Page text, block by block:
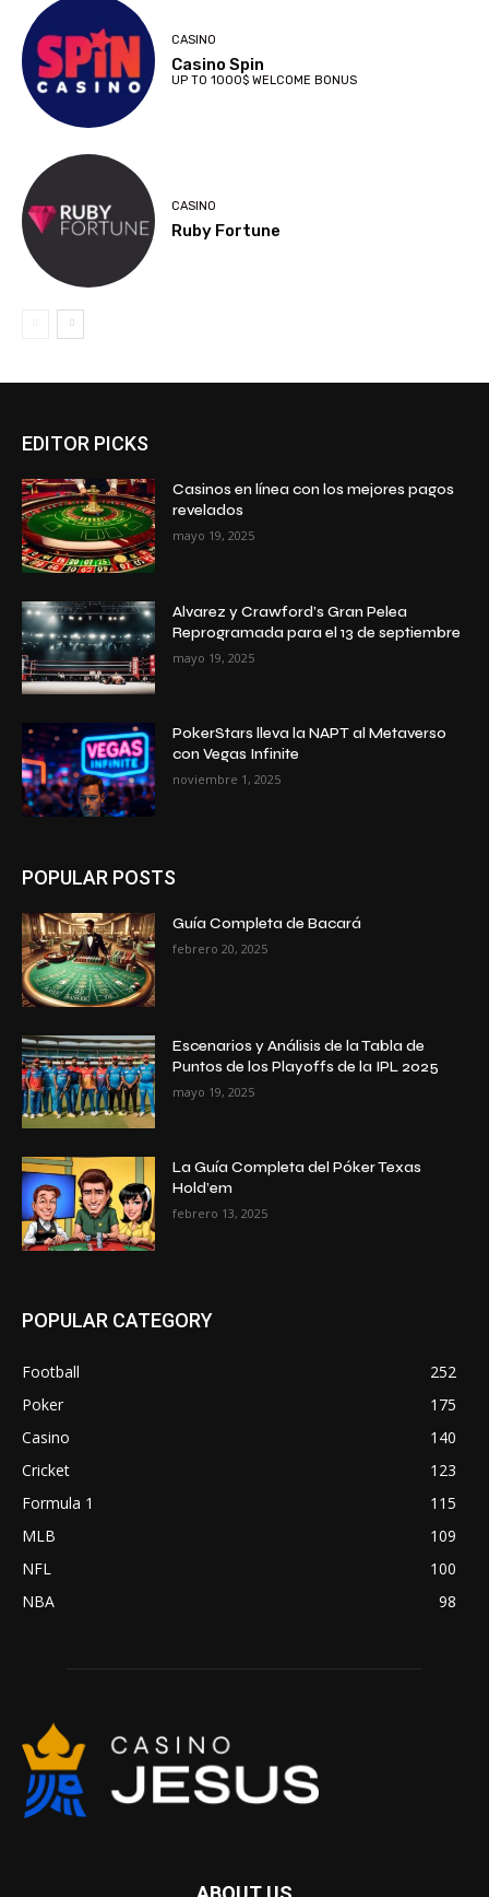
CASINO
Casino Spin
UP TO 1000$ WELCOME BONUS
CASINO
Ruby Fortune
EDITOR PICKS
Casinos en línea con los mejores pagos
revelados
mayo 19, 2025
Alvarez y Crawford’s Gran Pelea
Reprogramada para el 13 de septiembre
mayo 19, 2025
PokerStars lleva la NAPT al Metaverso
con Vegas Infinite
noviembre 1, 2025
POPULAR POSTS
Guía Completa de Bacará
febrero 20, 2025
Escenarios y Análisis de la Tabla de
Puntos de los Playoffs de la IPL 2025
mayo 19, 2025
La Guía Completa del Póker Texas
Hold’em
febrero 13, 2025
POPULAR CATEGORY
Football
252
Poker
175
Casino
140
Cricket
123
Formula 1
115
MLB
109
NFL
100
NBA
98